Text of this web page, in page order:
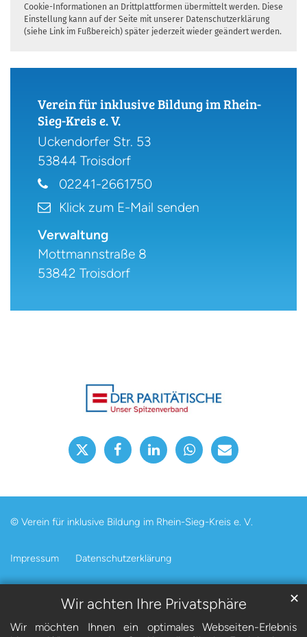
Wir achten Ihre Privatsphäre
Wir möchten Ihnen ein optimales Webseiten-Erlebnis
✕
Cookie-Informationen an Drittplattformen übermittelt werden. Diese
Einstellung kann auf der Seite mit unserer Datenschutzerklärung
(siehe Link im Fußbereich) später jederzeit wieder geändert werden.
Verein für inklusive Bildung im Rhein-
Sieg-Kreis e. V.
Uckendorfer Str. 53
53844 Troisdorf
02241-2661750
Klick zum E-Mail senden
Verwaltung
Mottmannstraße 8
53842 Troisdorf
© Verein für inklusive Bildung im Rhein-Sieg-Kreis e. V.
Impressum Datenschutzerklärung